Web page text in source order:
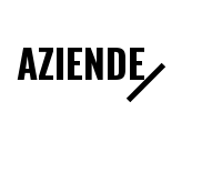
AZIENDE